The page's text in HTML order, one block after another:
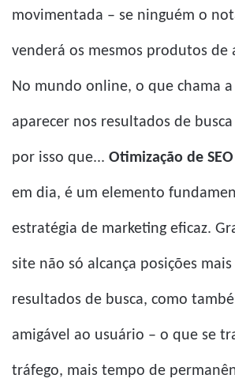
movimentada – se ninguém o
venderá os mesmos produtos de
No mundo online, o que chama
aparecer nos resultados de
por isso que... Otimização de
em dia, é um elemento
estratégia de marketing eficaz.
site não só alcança posições
resultados de busca, como
amigável ao usuário – o que se
tráfego, mais tempo de